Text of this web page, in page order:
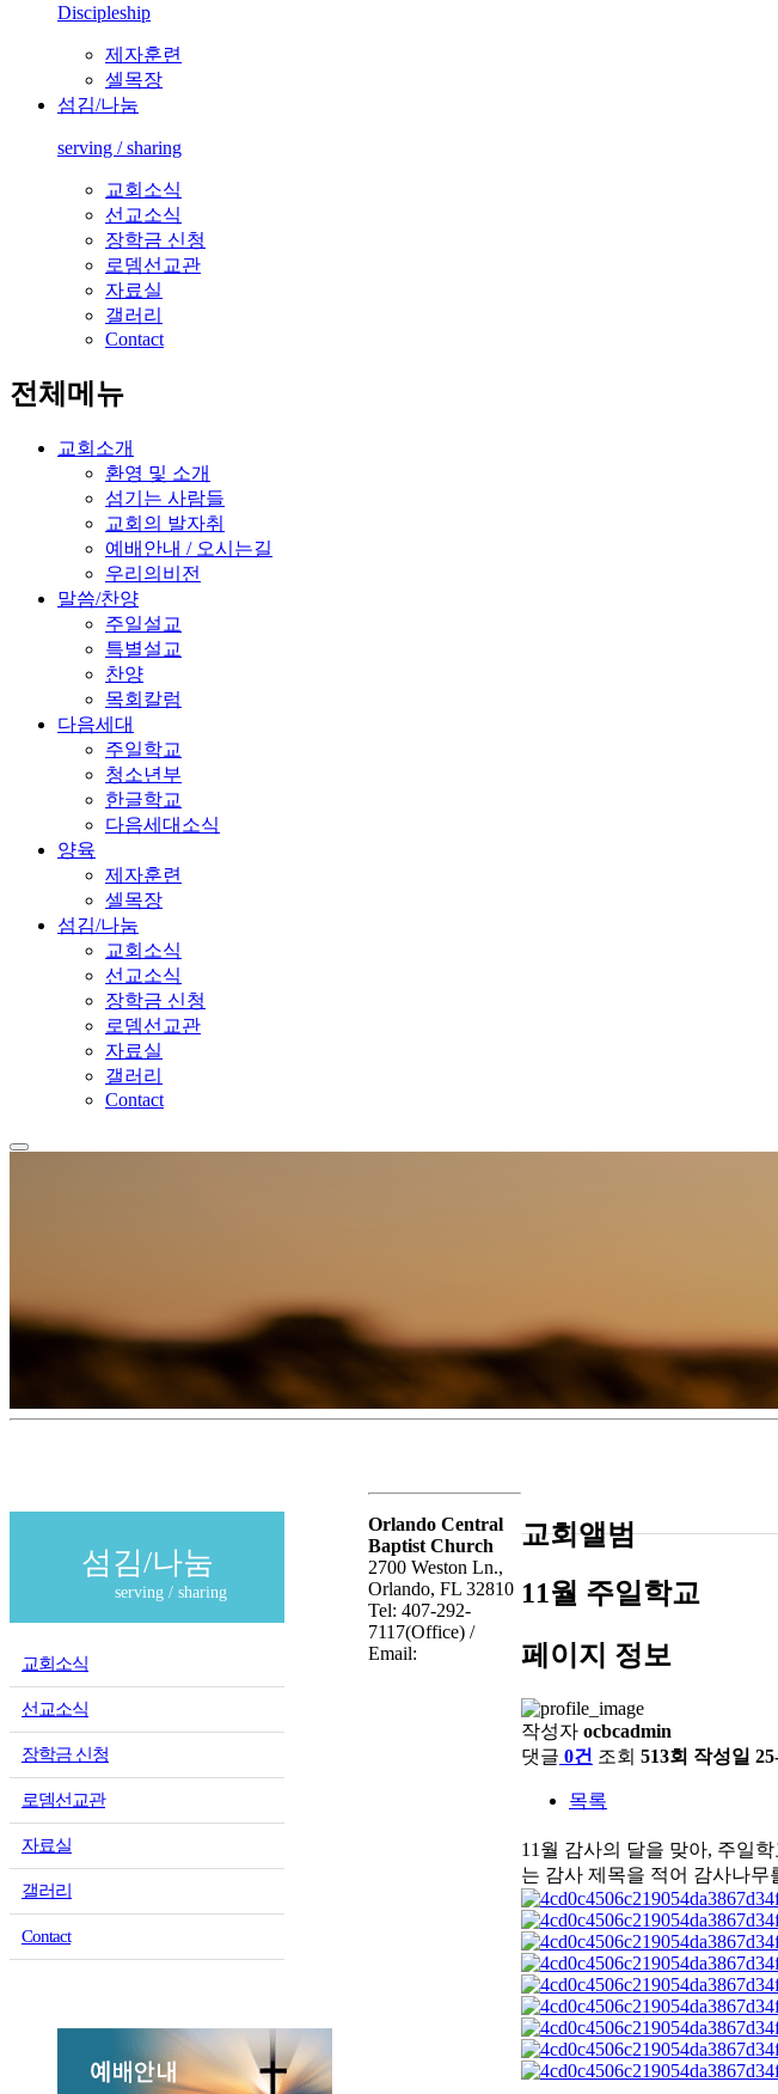
Discipleship
제자훈련
셀목장
섬김/나눔
serving / sharing
교회소식
선교소식
장학금 신청
로뎀선교관
자료실
갤러리
Contact
전체메뉴
교회소개
환영 및 소개
섬기는 사람들
교회의 발자취
예배안내 / 오시는길
우리의비전
말씀/찬양
주일설교
특별설교
찬양
목회칼럼
다음세대
주일학교
청소년부
한글학교
다음세대소식
양육
제자훈련
셀목장
섬김/나눔
교회소식
선교소식
장학금 신청
로뎀선교관
자료실
갤러리
Contact
섬김/나눔
serving / sharing
교회소식
선교소식
장학금 신청
로뎀선교관
자료실
갤러리
Contact
교회앨범
11월 주일학교
페이지 정보
작성자 ocbcadmin
댓글 0건 조회 513회 작성일
목록
11월 감사의 달을 맞아, 주일
는 감사 제목을 적어 감사나무
Orlando Central
Baptist Church
2700 Weston Ln.,
Orlando, FL 32810
Tel: 407-292-
7117(Office) /
Email: